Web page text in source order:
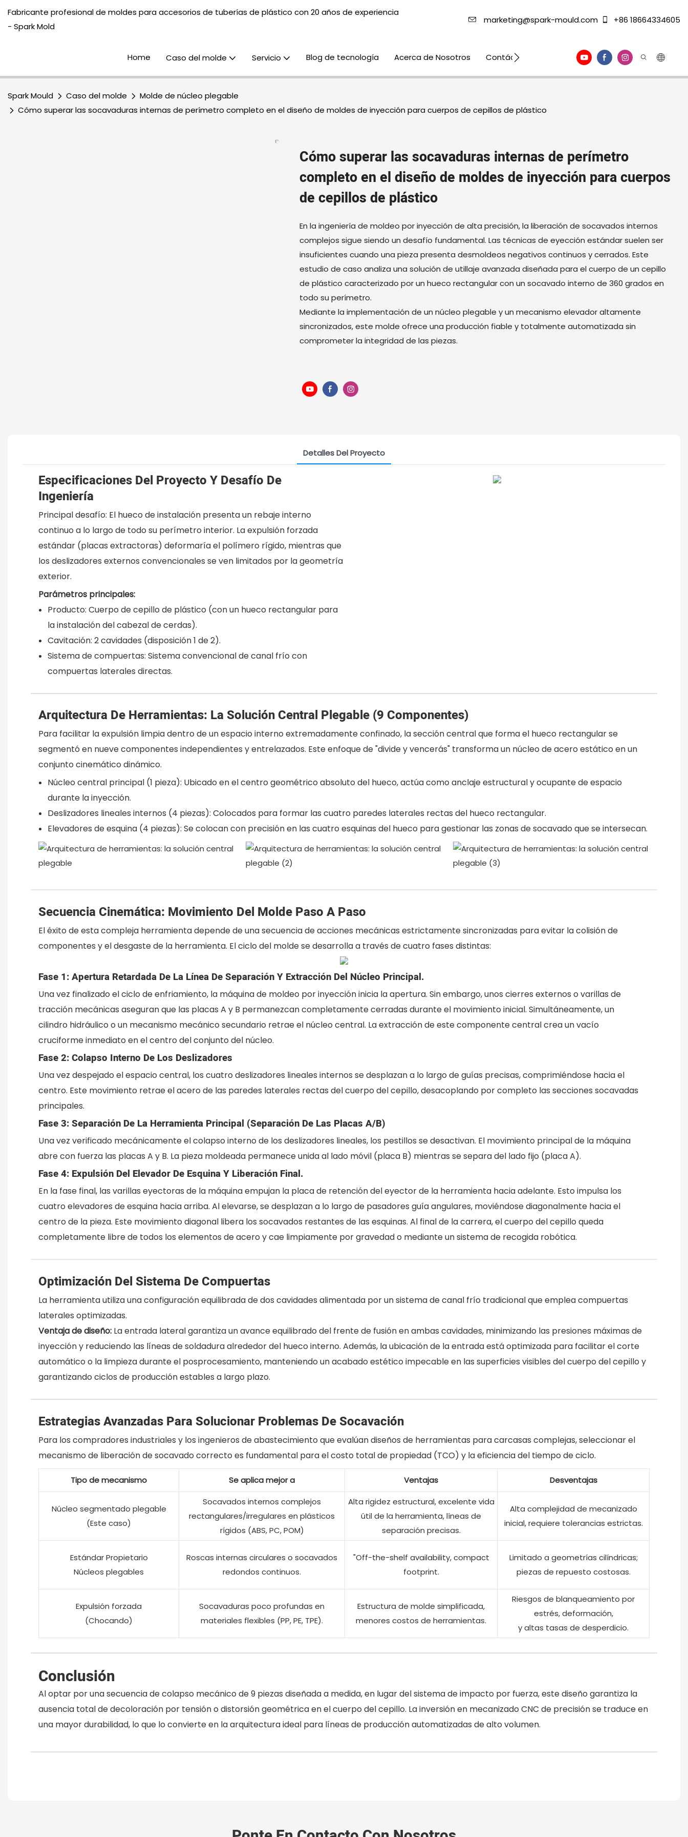
Fabricante profesional de moldes para accesorios de tuberías de plástico con 20 años de experiencia
- Spark Mold
marketing@spark-mould.com +86 18664334605
Home Caso del molde Servicio Blog de tecnología Acerca de Nosotros Contáctenos
Spark Mould Caso del molde
Molde de núcleo plegable
Cómo superar las socavaduras internas de perímetro completo en el diseño de moldes de inyección para cuerpos de cepillos de plástico
Cómo superar las socavaduras internas de perímetro
completo en el diseño de moldes de inyección para cuerpos
de cepillos de plástico
En la ingeniería de moldeo por inyección de alta precisión, la liberación de socavados internos
complejos sigue siendo un desafío fundamental. Las técnicas de eyección estándar suelen ser
insuficientes cuando una pieza presenta desmoldeos negativos continuos y cerrados. Este
estudio de caso analiza una solución de utillaje avanzada diseñada para el cuerpo de un cepillo
de plástico caracterizado por un hueco rectangular con un socavado interno de 360 ​​grados en
todo su perímetro.
Mediante la implementación de un núcleo plegable y un mecanismo elevador altamente
sincronizados, este molde ofrece una producción fiable y totalmente automatizada sin
comprometer la integridad de las piezas.
Detalles Del Proyecto
Especificaciones Del Proyecto Y Desafío De
Ingeniería
Principal desafío: El hueco de instalación presenta un rebaje interno
continuo a lo largo de todo su perímetro interior. La expulsión forzada
estándar (placas extractoras) deformaría el polímero rígido, mientras que
los deslizadores externos convencionales se ven limitados por la geometría
exterior.
Parámetros principales:
Producto: Cuerpo de cepillo de plástico (con un hueco rectangular para
la instalación del cabezal de cerdas).
Cavitación: 2 cavidades (disposición 1 de 2).
Sistema de compuertas: Sistema convencional de canal frío con
compuertas laterales directas.
Arquitectura De Herramientas: La Solución Central Plegable (9 Componentes)
Para facilitar la expulsión limpia dentro de un espacio interno extremadamente confinado, la sección central que forma el hueco rectangular se
segmentó en nueve componentes independientes y entrelazados. Este enfoque de "divide y vencerás" transforma un núcleo de acero estático en un
conjunto cinemático dinámico.
Núcleo central principal (1 pieza): Ubicado en el centro geométrico absoluto del hueco, actúa como anclaje estructural y ocupante de espacio
durante la inyección.
Deslizadores lineales internos (4 piezas): Colocados para formar las cuatro paredes laterales rectas del hueco rectangular.
Elevadores de esquina (4 piezas): Se colocan con precisión en las cuatro esquinas del hueco para gestionar las zonas de socavado que se intersecan.
Secuencia Cinemática: Movimiento Del Molde Paso A Paso
El éxito de esta compleja herramienta depende de una secuencia de acciones mecánicas estrictamente sincronizadas para evitar la colisión de
componentes y el desgaste de la herramienta. El ciclo del molde se desarrolla a través de cuatro fases distintas:
Fase 1: Apertura Retardada De La Línea De Separación Y Extracción Del Núcleo Principal.
Una vez finalizado el ciclo de enfriamiento, la máquina de moldeo por inyección inicia la apertura. Sin embargo, unos cierres externos o varillas de
tracción mecánicas aseguran que las placas A y B permanezcan completamente cerradas durante el movimiento inicial. Simultáneamente, un
cilindro hidráulico o un mecanismo mecánico secundario retrae el núcleo central. La extracción de este componente central crea un vacío
cruciforme inmediato en el centro del conjunto del núcleo.
Fase 2: Colapso Interno De Los Deslizadores
Una vez despejado el espacio central, los cuatro deslizadores lineales internos se desplazan a lo largo de guías precisas, comprimiéndose hacia el
centro. Este movimiento retrae el acero de las paredes laterales rectas del cuerpo del cepillo, desacoplando por completo las secciones socavadas
principales.
Fase 3: Separación De La Herramienta Principal (separación De Las Placas A/B)
Una vez verificado mecánicamente el colapso interno de los deslizadores lineales, los pestillos se desactivan. El movimiento principal de la máquina
abre con fuerza las placas A y B. La pieza moldeada permanece unida al lado móvil (placa B) mientras se separa del lado fijo (placa A).
Fase 4: Expulsión Del Elevador De Esquina Y Liberación Final.
En la fase final, las varillas eyectoras de la máquina empujan la placa de retención del eyector de la herramienta hacia adelante. Esto impulsa los
cuatro elevadores de esquina hacia arriba. Al elevarse, se desplazan a lo largo de pasadores guía angulares, moviéndose diagonalmente hacia el
centro de la pieza. Este movimiento diagonal libera los socavados restantes de las esquinas. Al final de la carrera, el cuerpo del cepillo queda
completamente libre de todos los elementos de acero y cae limpiamente por gravedad o mediante un sistema de recogida robótica.
Optimización Del Sistema De Compuertas
La herramienta utiliza una configuración equilibrada de dos cavidades alimentada por un sistema de canal frío tradicional que emplea compuertas
laterales optimizadas.
Ventaja de diseño: La entrada lateral garantiza un avance equilibrado del frente de fusión en ambas cavidades, minimizando las presiones máximas de
inyección y reduciendo las líneas de soldadura alrededor del hueco interno. Además, la ubicación de la entrada está optimizada para facilitar el corte
automático o la limpieza durante el posprocesamiento, manteniendo un acabado estético impecable en las superficies visibles del cuerpo del cepillo y
garantizando ciclos de producción estables a largo plazo.
Estrategias Avanzadas Para Solucionar Problemas De Socavación
Para los compradores industriales y los ingenieros de abastecimiento que evalúan diseños de herramientas para carcasas complejas, seleccionar el
mecanismo de liberación de socavado correcto es fundamental para el costo total de propiedad (TCO) y la eficiencia del tiempo de ciclo.
Tipo de mecanismo Se aplica mejor a Ventajas Desventajas
Núcleo segmentado plegable
(Este caso)
Socavados internos complejos
rectangulares/irregulares en plásticos
rígidos (ABS, PC, POM)
Alta rigidez estructural, excelente vida
útil de la herramienta, líneas de
separación precisas.
Alta complejidad de mecanizado
inicial, requiere tolerancias estrictas.
Estándar Propietario
Núcleos plegables
Roscas internas circulares o socavados
redondos continuos.
"Off-the-shelf availability, compact
footprint.
Limitado a geometrías cilíndricas;
piezas de repuesto costosas.
Expulsión forzada
(Chocando)
Socavaduras poco profundas en
materiales flexibles (PP, PE, TPE).
Estructura de molde simplificada,
menores costos de herramientas.
Riesgos de blanqueamiento por
estrés, deformación,
y altas tasas de desperdicio.
Conclusión
Al optar por una secuencia de colapso mecánico de 9 piezas diseñada a medida, en lugar del sistema de impacto por fuerza, este diseño garantiza la
ausencia total de decoloración por tensión o distorsión geométrica en el cuerpo del cepillo. La inversión en mecanizado CNC de precisión se traduce en
una mayor durabilidad, lo que lo convierte en la arquitectura ideal para líneas de producción automatizadas de alto volumen.